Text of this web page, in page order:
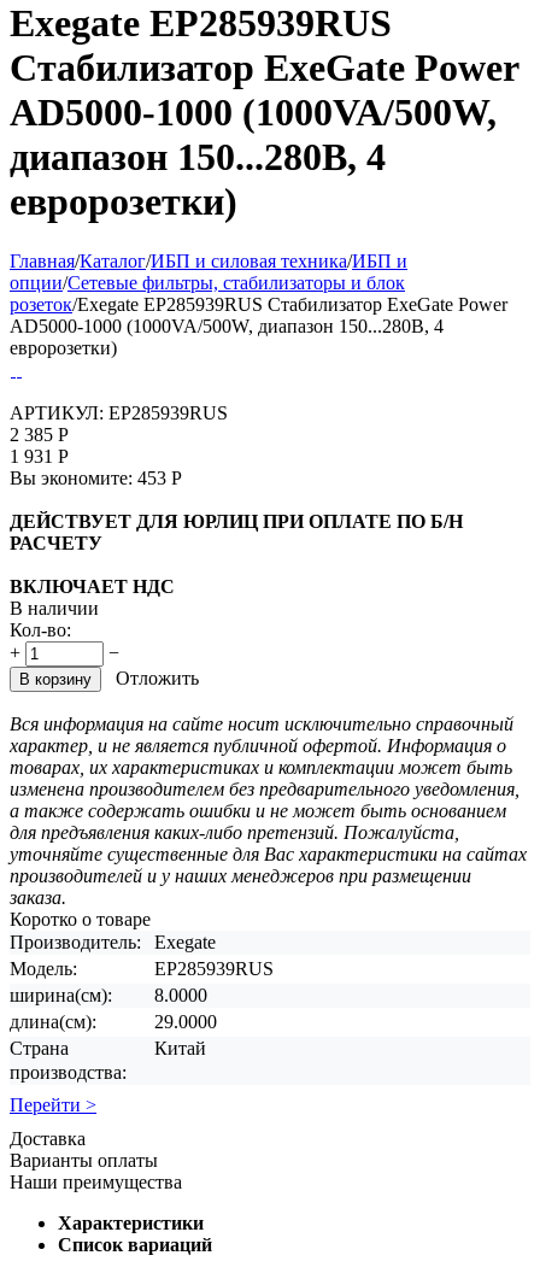
Exegate EP285939RUS
Стабилизатор ExeGate Power
AD5000-1000 (1000VA/500W,
диапазон 150...280В, 4
евророзетки)
Главная/Каталог/ИБП и силовая техника/ИБП и
опции/Сетевые фильтры, стабилизаторы и блок
розеток/Exegate EP285939RUS Стабилизатор ExeGate Power
AD5000-1000 (1000VA/500W, диапазон 150...280В, 4
евророзетки)
АРТИКУЛ: EP285939RUS
2 385 Р
1 931 Р
Вы экономите: 453 Р
ДЕЙСТВУЕТ ДЛЯ ЮРЛИЦ ПРИ ОПЛАТЕ ПО Б/Н
РАСЧЕТУ
ВКЛЮЧАЕТ НДС
В наличии
Кол-во:
+
−
В корзину Отложить
Вся информация на сайте носит исключительно справочный
характер, и не является публичной офертой. Информация о
товарах, их характеристиках и комплектации может быть
изменена производителем без предварительного уведомления,
а также содержать ошибки и не может быть основанием
для предъявления каких-либо претензий. Пожалуйста,
уточняйте существенные для Вас характеристики на сайтах
производителей и у наших менеджеров при размещении
заказа.
Коротко о товаре
Производитель:
Exegate
Модель:
EP285939RUS
ширина(см):
8.0000
длина(см):
29.0000
Страна
производства:
Китай
Перейти >
Доставка
Варианты оплаты
Наши преимущества
Характеристики
Список вариаций